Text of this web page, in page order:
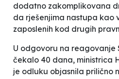
dodatno zakomplikovana
da rješenjima nastupa kao
zaposlenih kod drugih
U odgovoru na reagovanje
čekalo 40 dana, ministrica
je odluku objasnila prilično